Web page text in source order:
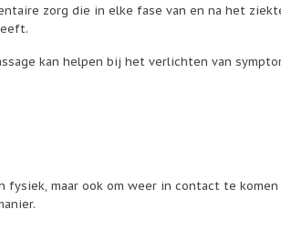
zorg die in elke fase van en na het
kan helpen bij het verlichten van
fysiek, maar ook om weer in contact te